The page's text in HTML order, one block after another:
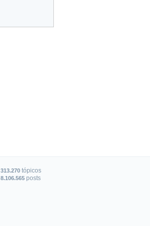
313.270 tópicos
8.106.565 posts